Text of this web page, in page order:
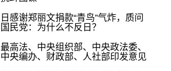
日感谢郑丽文捐款“青鸟”气炸，质问
国民党：为什么不反日？
最高法、中央组织部、中央政法委、
中央编办、财政部、人社部印发意见